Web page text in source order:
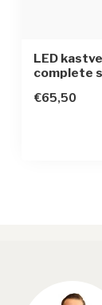
LED
complete
€65,50